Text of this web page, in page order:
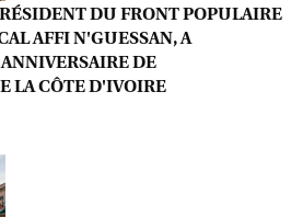
DU FRONT POPULAIRE
AFFI N'GUESSAN, A
DE
LA CÔTE D'IVOIRE